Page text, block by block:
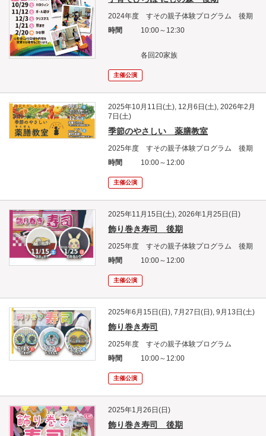
2024年度 すその親子体験プログラム 後期
時間
10:00～12:30
各回20家族
主催公演
2025年10月11日(土), 12月6日(土), 2026年2月
7日(土)
季節のやさしい 薬膳教室
2025年度 すその親子体験プログラム 後期
時間
10:00～12:00
主催公演
2025年11月15日(土), 2026年1月25日(日)
飾り巻き寿司 後期
2025年度 すその親子体験プログラム 後期
時間
10:00～12:00
主催公演
2025年6月15日(日), 7月27日(日), 9月13日(土)
飾り巻き寿司
2025年度 すその親子体験プログラム
時間
10:00～12:00
主催公演
2025年1月26日(日)
飾り巻き寿司 後期